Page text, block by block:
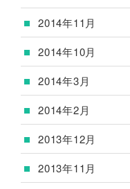
2014年11月
2014年10月
2014年3月
2014年2月
2013年12月
2013年11月